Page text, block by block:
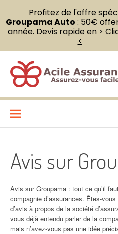
contenu
Acile
Avis sur
Avis sur Groupama : tout ce qu’il
compagnie d’assurances. Êtes-
d’avis à propos de la société
vous déjà entendu parler de la
mais n’avez-vous pas une idée
Profitez de l'offre
Groupama Auto : 50€
année. Devis rapide en >
<